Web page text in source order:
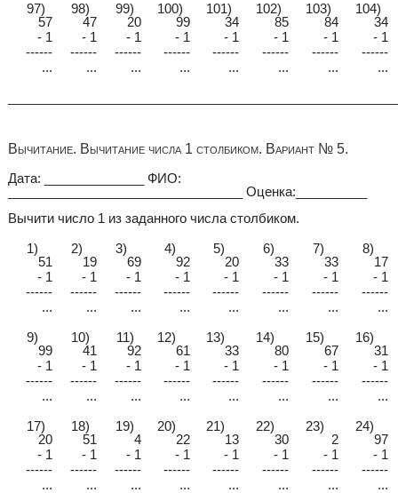
97)
57
98)
47
99)
20
100)
99
101)
34
102)
85
103)
84
104)
34
- 1
- 1 - 1 - 1 - 1 - 1 - 1
- 1
------
------ ------ ------ ------ ------ ------
------
...
... ... ... ... ... ...
...
Вычитание. Вычитание числа 1 столбиком. Вариант № 5.
Дата: ______________ ФИО:
_________________________________ Оценка:__________
Вычити число 1 из заданного числа столбиком.
1)
51
2)
19
3)
69
4)
92
5)
20
6)
33
7)
33
8)
17
- 1
- 1 - 1 - 1 - 1 - 1 - 1
- 1
------
------ ------ ------ ------ ------ ------
------
...
... ... ... ... ... ...
...
9)
99
10)
41
11)
92
12)
61
13)
33
14)
80
15)
67
16)
31
- 1
- 1 - 1 - 1 - 1 - 1 - 1
- 1
------
------ ------ ------ ------ ------ ------
------
...
... ... ... ... ... ...
...
17)
20
18)
51
19)
4
20)
22
21)
13
22)
30
23)
2
24)
97
- 1
- 1 - 1 - 1 - 1 - 1 - 1
- 1
------
------ ------ ------ ------ ------ ------
------
...
... ... ... ... ... ...
...